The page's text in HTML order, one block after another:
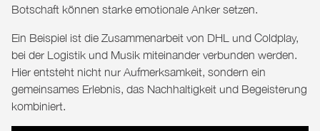
Botschaft können starke emotionale Anker setzen.
Ein Beispiel ist die Zusammenarbeit von DHL und Coldplay,
bei der Logistik und Musik miteinander verbunden werden.
Hier entsteht nicht nur Aufmerksamkeit, sondern ein
gemeinsames Erlebnis, das Nachhaltigkeit und Begeisterung
kombiniert.